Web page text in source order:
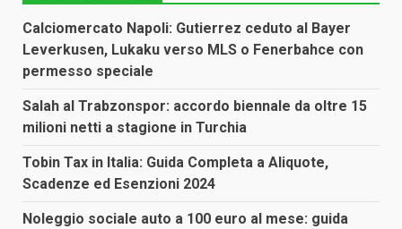
Calciomercato Napoli: Gutierrez ceduto al Bayer
Leverkusen, Lukaku verso MLS o Fenerbahce con
permesso speciale
Salah al Trabzonspor: accordo biennale da oltre 15
milioni netti a stagione in Turchia
Tobin Tax in Italia: Guida Completa a Aliquote,
Scadenze ed Esenzioni 2024
Noleggio sociale auto a 100 euro al mese: guida